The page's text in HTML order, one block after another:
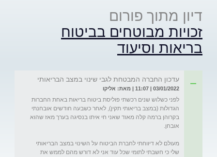
דיון מתוך פורום
זכויות מבוטחים בביטוח
בריאות וסיעוד
עדכון החברה המבטחת לגבי שינוי במצב הבריאותי
03/01/2022 | 11:07 | מאת: אליקו
לפני כשלוש שנים רכשתי פוליסת ביטוח בריאות באחת החברות
הגדולות (במצב בריאותי תקין), לאחר כשבעה חודשים אובחנתי
בקרוהן ברמה קלה מאוד שאני חי איתו בנסיגה בערך מאז שהוא
מעולם לא דיווחתי לחברת הביטוח על השינוי במצב הבריאותי
שלי כי חשבתי לתומי שכל עוד אני לא דורש מהם לממש את